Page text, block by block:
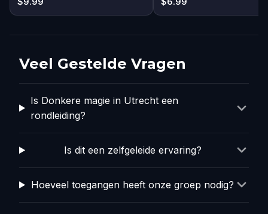
Veel Gestelde Vragen
Is Donkere magie in Utrecht een
rondleiding?
Is dit een zelfgeleide ervaring?
Hoeveel toegangen heeft onze groep nodig?